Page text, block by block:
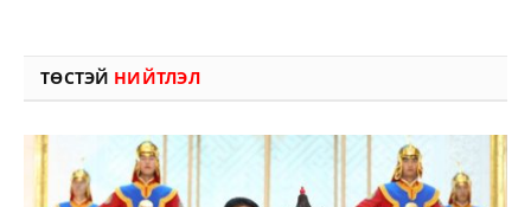
ТӨСТЭЙ НИЙТЛЭЛ